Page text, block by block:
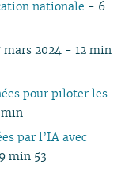
02
02
02
02
nationale - 6
mars 2024 - 12 min
pour piloter les
par l’IA avec
min 53